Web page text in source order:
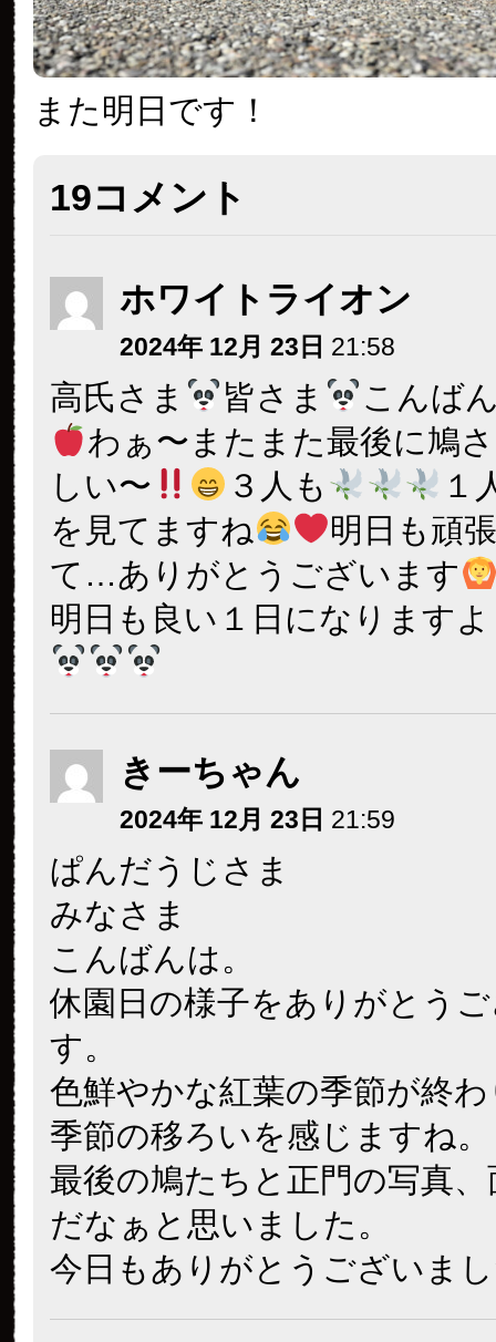
また明日です！
19コメント
ホワイトライオン
2024年 12月 23日 21:58
高氏さま 皆さま
こんば
わぁ〜またまた最後に鳩
しい〜
３人も
１
を見てますね
明日も頑
て…ありがとうございます
明日も良い１日になります
きーちゃん
2024年 12月 23日 21:59
ぱんだうじさま
みなさま
こんばんは。
休園日の様子をありがとう
す。
色鮮やかな紅葉の季節が終
季節の移ろいを感じますね。
最後の鳩たちと正門の写真
だなぁと思いました。
今日もありがとうございま